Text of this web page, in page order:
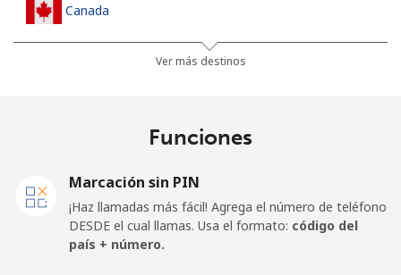
Canada
665 min por ⁦$10⁩
⁦54.9c⁩ 18 min por ⁦$10⁩ ⁦25c⁩
Ver más destinos
Funciones
Marcación sin PIN
¡Haz llamadas más fácil! Agrega el número de teléfono
DESDE el cual llamas. Usa el formato: código del
país + número.